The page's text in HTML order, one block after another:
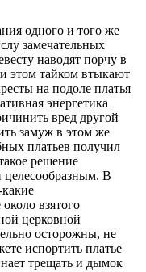
одного и того же
замечательных
наводят порчу в
этом тайком втыкают
на подоле платья
энергетика
вред другой
замуж в этом же
платьев получил
решение
целесообразным. В
взятого
церковной
осторожны, не
испортить платье
трещать и дымок